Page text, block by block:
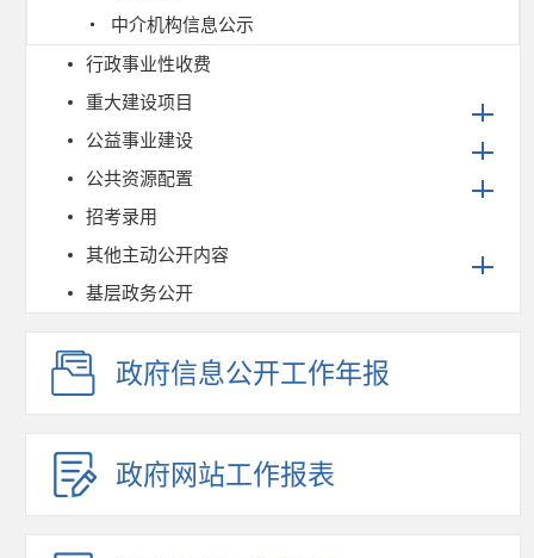
中介机构信息公示
行政事业性收费
重大建设项目
公益事业建设
公共资源配置
招考录用
其他主动公开内容
基层政务公开
政府信息公开工作年报
政府网站工作报表